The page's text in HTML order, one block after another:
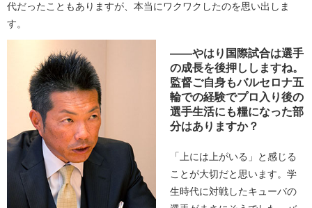
代だったこともありますが、本当にワクワクしたのを思い出しま
す。
――やはり国際試合は選手
の成長を後押ししますね。
監督ご自身もバルセロナ五
輪での経験でプロ入り後の
選手生活にも糧になった部
分はありますか？
「上には上がいる」と感じる
ことが大切だと思います。学
生時代に対戦したキューバの